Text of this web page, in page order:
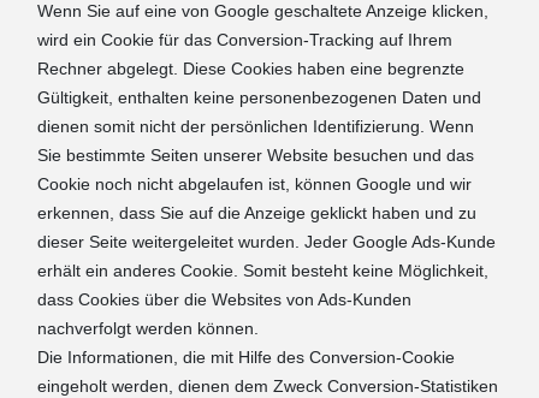
Wenn Sie auf eine von Google geschaltete Anzeige klicken,
wird ein Cookie für das Conversion-Tracking auf Ihrem
Rechner abgelegt. Diese Cookies haben eine begrenzte
Gültigkeit, enthalten keine personenbezogenen Daten und
dienen somit nicht der persönlichen Identifizierung. Wenn
Sie bestimmte Seiten unserer Website besuchen und das
Cookie noch nicht abgelaufen ist, können Google und wir
erkennen, dass Sie auf die Anzeige geklickt haben und zu
dieser Seite weitergeleitet wurden. Jeder Google Ads-Kunde
erhält ein anderes Cookie. Somit besteht keine Möglichkeit,
dass Cookies über die Websites von Ads-Kunden
nachverfolgt werden können.
Die Informationen, die mit Hilfe des Conversion-Cookie
eingeholt werden, dienen dem Zweck Conversion-Statistiken